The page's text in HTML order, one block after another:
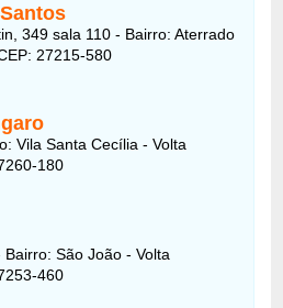
349 sala 110 - Bairro: Aterrado
27215-580
Vila Santa Cecília - Volta
180
São João - Volta
460